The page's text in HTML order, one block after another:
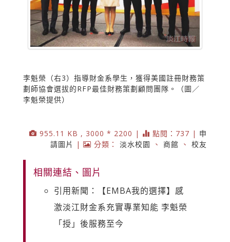
李魁榮（右3）指導財金系學生，獲得美國註冊財務策
劃師協會選拔的RFP最佳財務策劃顧問團隊。（圖／
李魁榮提供）
955.11 KB , 3000 * 2200 | 點閱：737 | 申
請圖片
| 分類： 淡水校園 、 商館 、 校友
相關連結、圖片
引用新聞：【EMBA我的選擇】感
激淡江財金系充實專業知能 李魁榮
「授」後服務至今